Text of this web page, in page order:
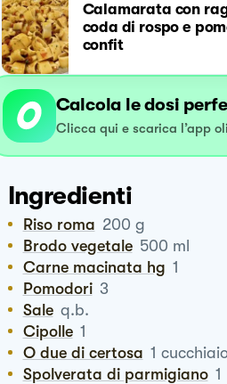
Calamarata con
coda di rospo e
confit
Calcola le dosi
Clicca qui e scarica l’app
Ingredienti
Riso roma 200 g
Brodo vegetale 500 ml
Carne macinata hg 1
Pomodori 3
Sale q.b.
Cipolle 1
O due di certosa 1
Spolverata di parmigiano 1